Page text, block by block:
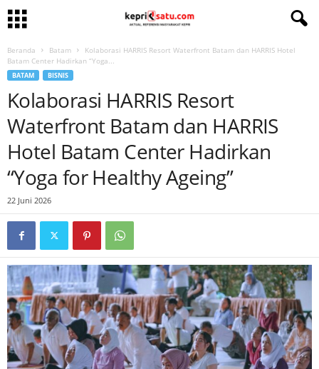
Beranda Batam
Kolaborasi HARRIS Resort Waterfront Batam dan HARRIS Hotel
Batam Center Hadirkan “Yoga...
BATAM BISNIS
Kolaborasi HARRIS Resort
Waterfront Batam dan HARRIS
Hotel Batam Center Hadirkan
“Yoga for Healthy Ageing”
22 Juni 2026